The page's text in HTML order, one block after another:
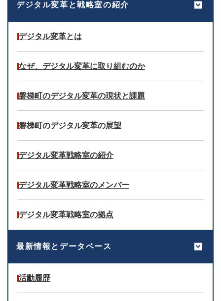
デジタル変革と戦略室の紹介
デジタル変革とは
なぜ、デジタル変革に取り組むのか
磐梯町のデジタル変革の現状と課題
磐梯町のデジタル変革の展望
デジタル変革戦略室の紹介
デジタル変革戦略室のメンバー
デジタル変革戦略室の拠点
最新情報とデータベース
活動履歴